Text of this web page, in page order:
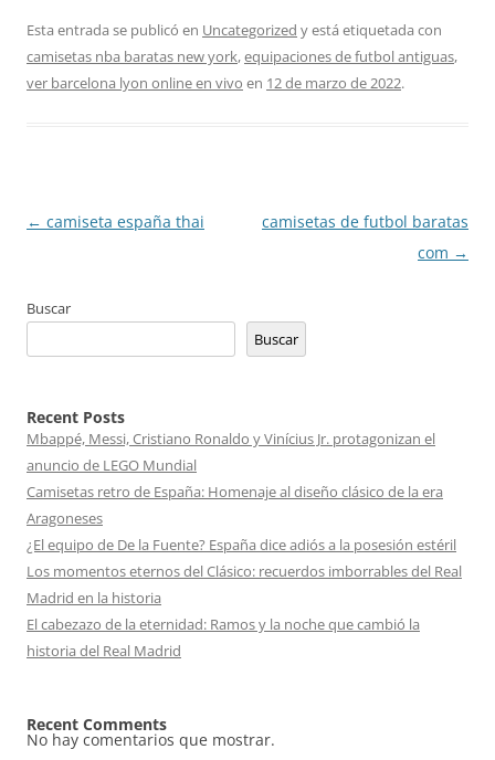
Esta entrada se publicó en Uncategorized y está etiquetada con
camisetas nba baratas new york,equipaciones de futbol antiguas,
ver barcelona lyon online en vivo en 12 de marzo de 2022.
Navegación
← camiseta españa thai
camisetas de futbol baratas
com →
Buscar
Buscar
Recent Posts
Mbappé, Messi, Cristiano Ronaldo y Vinícius Jr. protagonizan el
anuncio de LEGO Mundial
Camisetas retro de España: Homenaje al diseño clásico de la era
Aragoneses
¿El equipo de De la Fuente? España dice adiós a la posesión estéril
Los momentos eternos del Clásico: recuerdos imborrables del Real
Madrid en la historia
El cabezazo de la eternidad: Ramos y la noche que cambió la
historia del Real Madrid
Recent Comments
No hay comentarios que mostrar.